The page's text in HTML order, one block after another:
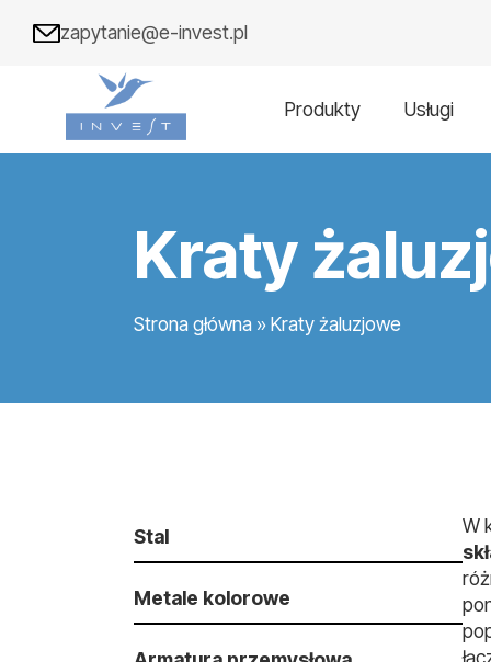
zapytanie@e-invest.pl
Produkty Usługi
Kraty
Strona główna » Kraty żaluzjowe
Stal
Metale kolorowe
W